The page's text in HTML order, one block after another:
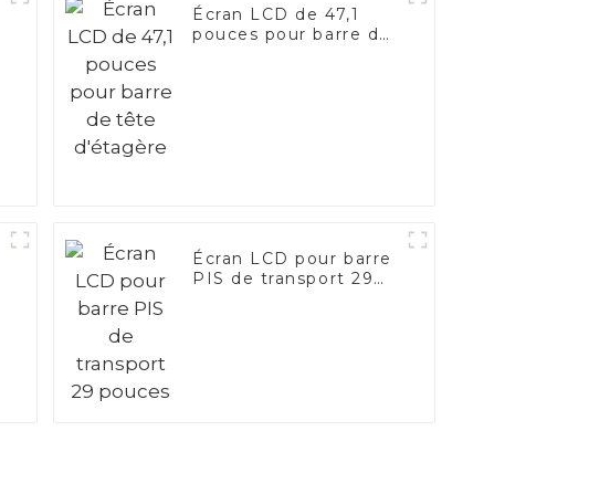
Écran LCD de 47,1
pouces pour barre de
Écran LCD pour barre
PIS de transport 29